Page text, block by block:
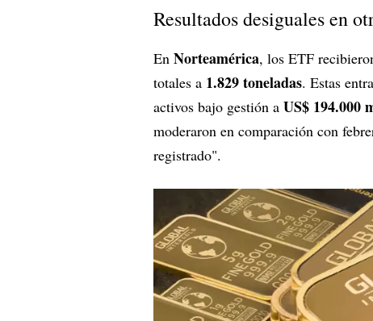
Resultados desiguales en
En Norteamérica, los ETF
totales a 1.829 toneladas. Estas
activos bajo gestión a US$ 194.000
moderaron en comparación con
registrado".